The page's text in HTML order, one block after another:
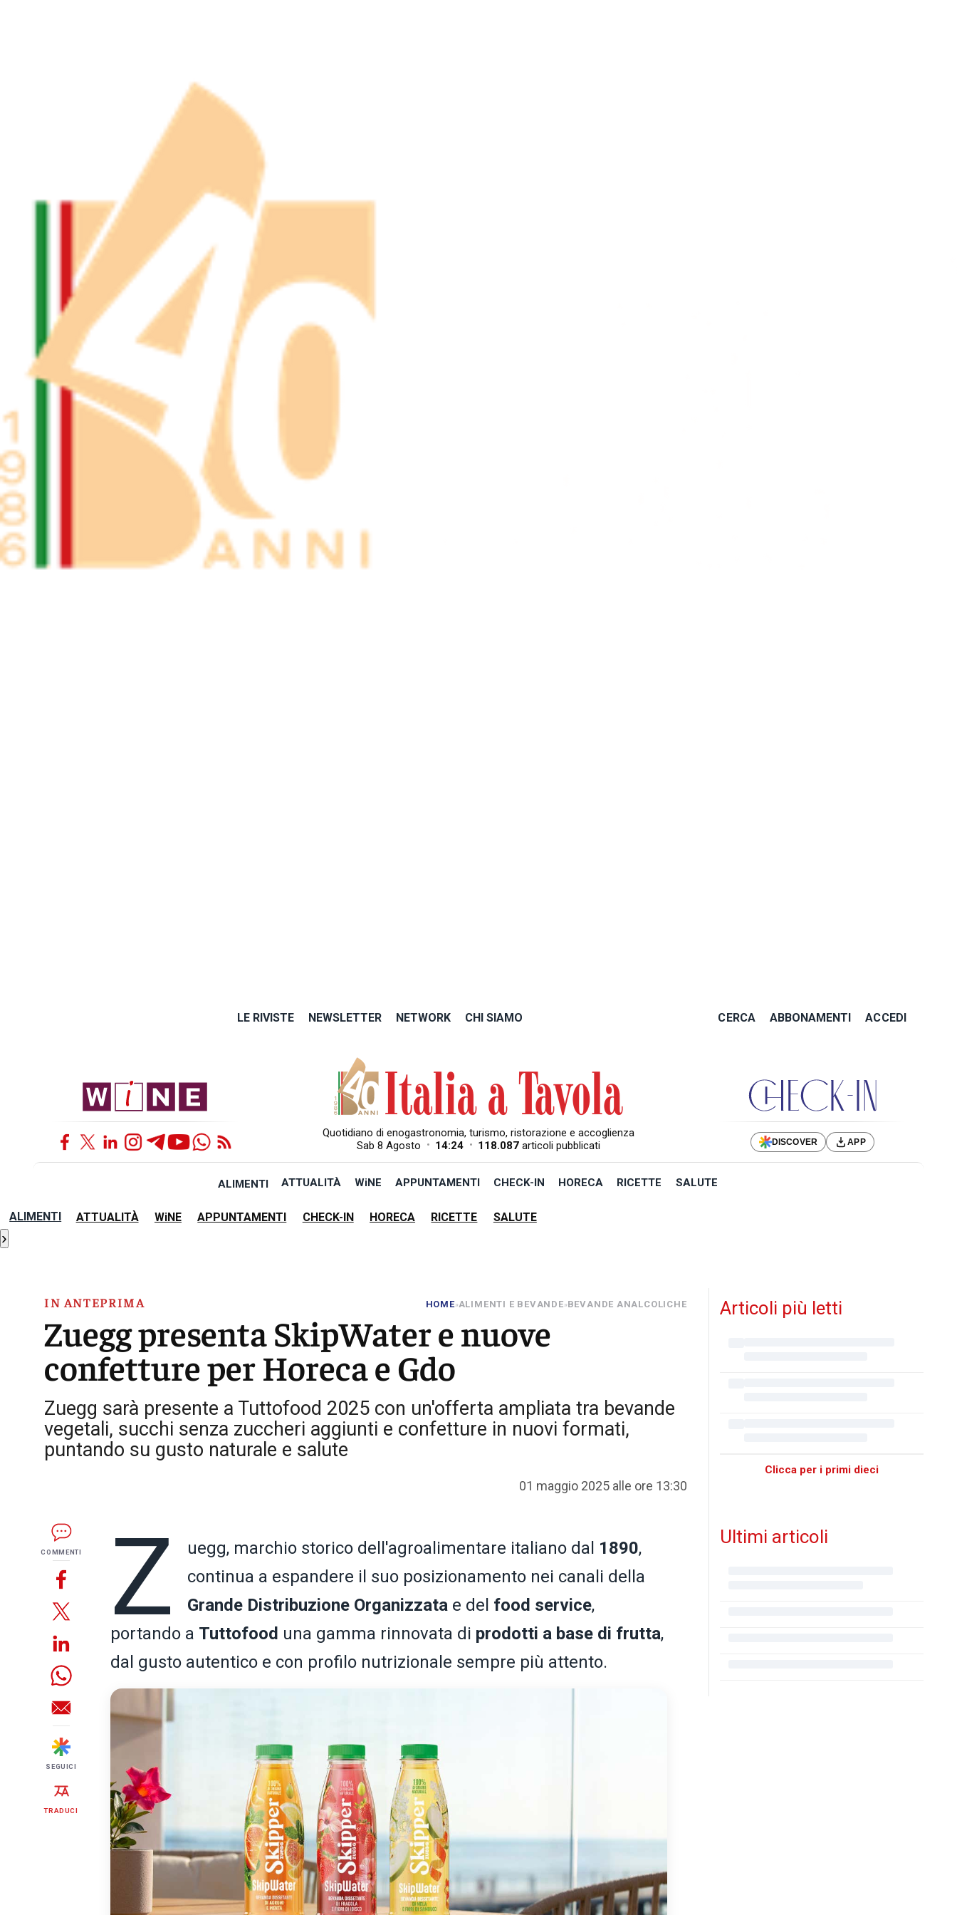
LE RIVISTE NEWSLETTER NETWORK CHI SIAMO CERCA ABBONAMENTI ACCEDI
Quotidiano di enogastronomia, turismo, ristorazione e accoglienza
Sab 8 Agosto • 14:24 • 118.087 articoli pubblicati DISCOVER APP
ALIMENTI ATTUALITÀ WiNE APPUNTAMENTI CHECK-IN HORECA RICETTE SALUTE
ALIMENTI ATTUALITÀ WiNE APPUNTAMENTI CHECK-IN HORECA RICETTE SALUTE
›
IN ANTEPRIMA HOME»ALIMENTI E BEVANDE»BEVANDE ANALCOLICHE
Zuegg presenta SkipWater e nuove
confetture per Horeca e Gdo
Zuegg sarà presente a Tuttofood 2025 con un'offerta ampliata tra bevande
vegetali, succhi senza zuccheri aggiunti e confetture in nuovi formati,
puntando su gusto naturale e salute
01 maggio 2025 alle ore 13:30
COMMENTI
SEGUICI
TRADUCI
Z uegg, marchio storico dell'agroalimentare italiano dal 1890,
continua a espandere il suo posizionamento nei canali della
Grande Distribuzione Organizzata e del food service,
portando a Tuttofood una gamma rinnovata di prodotti a base di frutta,
dal gusto autentico e con profilo nutrizionale sempre più attento.
Articoli più letti
Clicca per i primi dieci
Ultimi articoli